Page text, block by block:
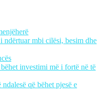
mbi cilësi, besim dhe
investimi më i fortë në të
që bëhet pjesë e